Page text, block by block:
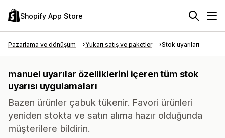
Shopify App Store
Pazarlama ve dönüşüm Yukarı satış ve paketler Stok uyarıları
manuel uyarılar özelliklerini içeren tüm stok
uyarısı uygulamaları
Bazen ürünler çabuk tükenir. Favori ürünleri
yeniden stokta ve satın alıma hazır olduğunda
müşterilere bildirin.